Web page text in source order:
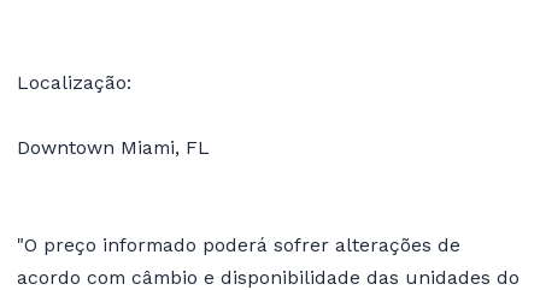
Localização:
Downtown Miami, FL
"O preço informado poderá sofrer alterações de
acordo com câmbio e disponibilidade das unidades do